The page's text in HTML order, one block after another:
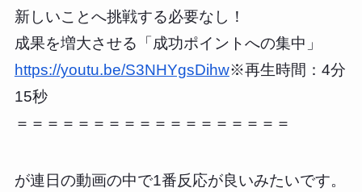
新しいことへ挑戦する必要なし！
成果を増大させる「成功ポイントへの集中」
https://youtu.be/S3NHYgsDihw※再生時間：4分
15秒
＝＝＝＝＝＝＝＝＝＝＝＝＝＝＝＝＝＝
が連日の動画の中で1番反応が良いみたいです。